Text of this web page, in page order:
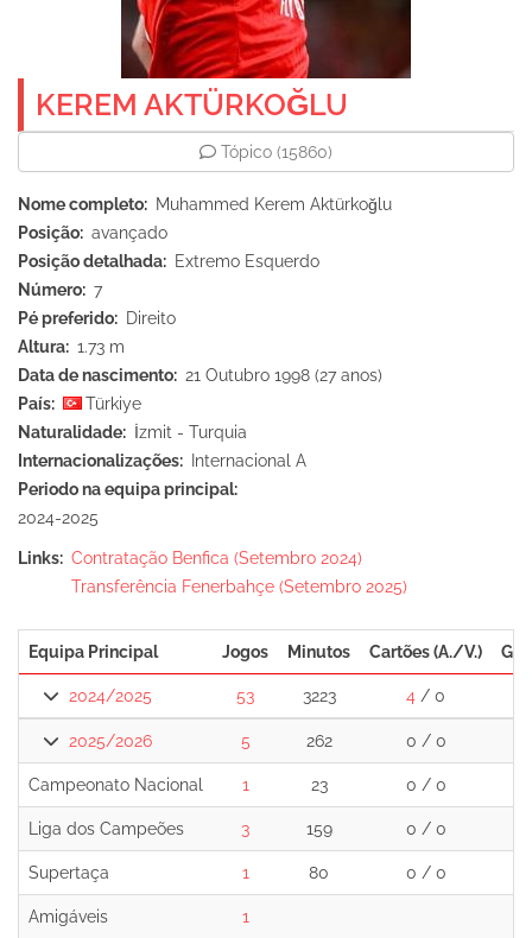
KEREM AKTÜRKOĞLU
Tópico (15860)
Nome completo
Muhammed Kerem Aktürkoğlu
Posição
avançado
Posição detalhada
Extremo Esquerdo
Número
7
Pé preferido
Direito
Altura
1.73 m
Data de nascimento
21 Outubro 1998 (27 anos)
País
Türkiye
Naturalidade
İzmit - Turquia
Internacionalizações
Internacional A
Periodo na equipa principal
2024-2025
Links
Contratação Benfica (Setembro 2024)
Transferência Fenerbahçe (Setembro 2025)
Equipa Principal Jogos Minutos Cartões (A./V.)
2024/2025 53 3223 4 / 0
2025/2026 5 262 0 / 0
Campeonato Nacional 1 23 0 / 0
Liga dos Campeões 3 159 0 / 0
Supertaça 1 80 0 / 0
Amigáveis 1